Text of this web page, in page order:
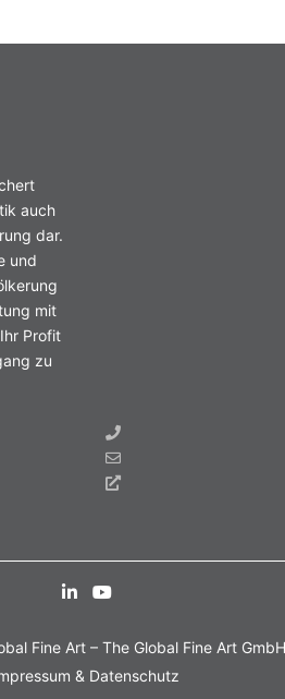
auch
dar.
und
mit
Profit
zu
Fine Art – The Global Fine Art GmbH
& Datenschutz